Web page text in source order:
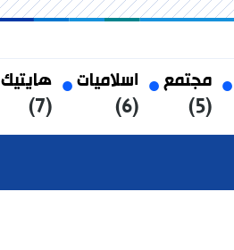
مجتمع
(5)
اسلاميات
(6)
هايتيك
(7)